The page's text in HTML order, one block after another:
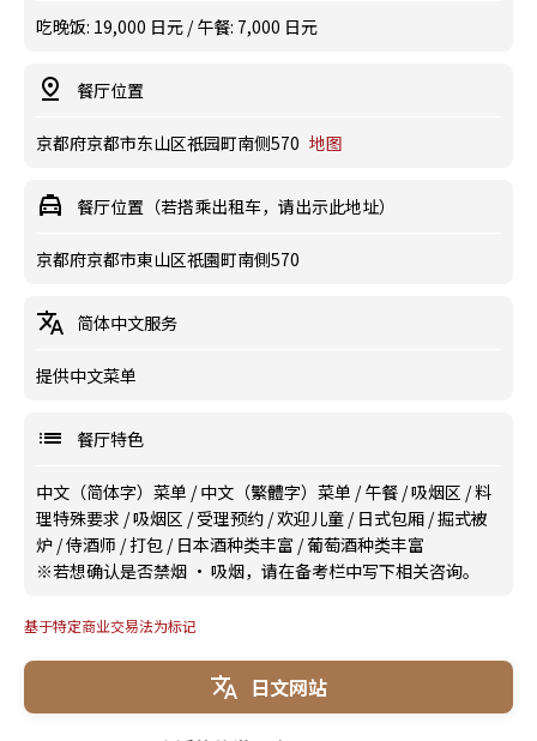
吃晚饭: 19,000 日元 / 午餐: 7,000 日元
餐厅位置
京都府京都市东山区祇园町南侧570 地图
餐厅位置（若搭乘出租车，请出示此地址）
京都府京都市東山区祇園町南側570
简体中文服务
提供中文菜单
餐厅特色
中文（简体字）菜单 /中文（繁體字）菜单 /午餐 /吸烟区 /料
理特殊要求 /吸烟区 /受理预约 /欢迎儿童 / 日式包厢 /掘式被
炉 /侍酒师 /打包 / 日本酒种类丰富 /葡萄酒种类丰富
※若想确认是否禁烟 · 吸烟，请在备考栏中写下相关咨询。
基于特定商业交易法为标记
日文网站